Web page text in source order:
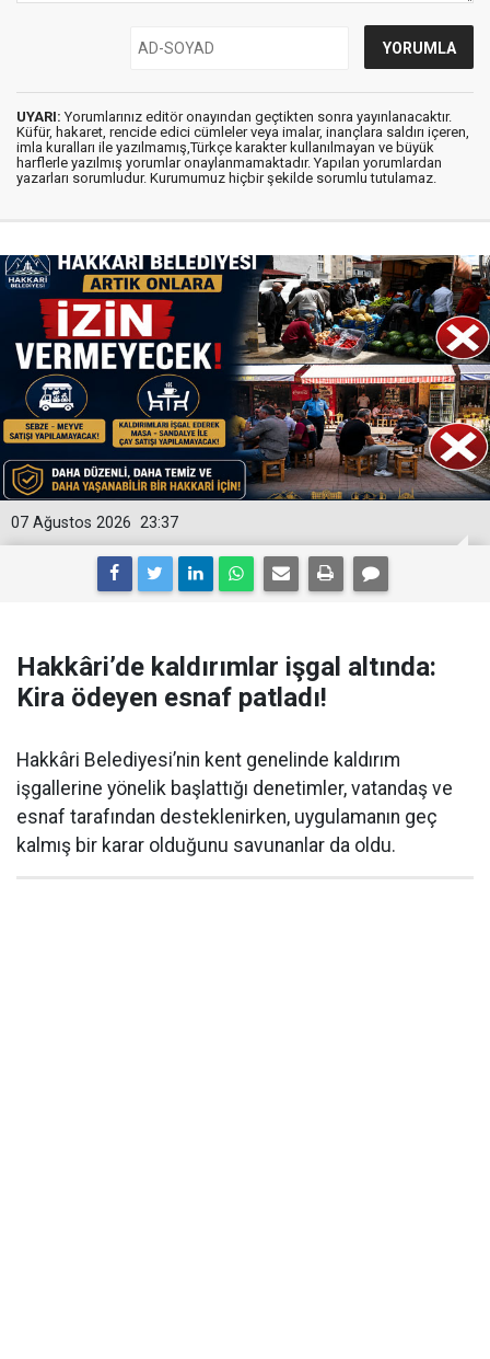
UYARI: Yorumlarınız editör onayından geçtikten sonra yayınlanacaktır.
Küfür, hakaret, rencide edici cümleler veya imalar, inançlara saldırı içeren,
imla kuralları ile yazılmamış,Türkçe karakter kullanılmayan ve büyük
harflerle yazılmış yorumlar onaylanmamaktadır. Yapılan yorumlardan
yazarları sorumludur. Kurumumuz hiçbir şekilde sorumlu tutulamaz.
23:37
07 Ağustos 2026
Hakkâri’de kaldırımlar işgal altında:
Kira ödeyen esnaf patladı!
Hakkâri Belediyesi’nin kent genelinde kaldırım
işgallerine yönelik başlattığı denetimler, vatandaş ve
esnaf tarafından desteklenirken, uygulamanın geç
kalmış bir karar olduğunu savunanlar da oldu.